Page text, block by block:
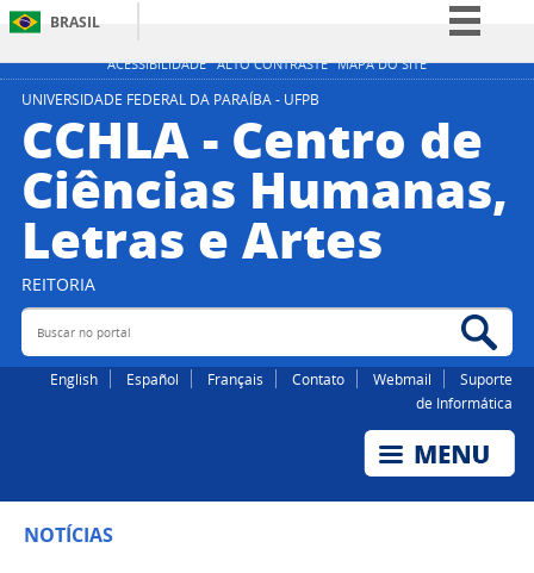
ACESSIBILIDADE ALTO CONTRASTE MAPA DO SITE
BRASIL
Simplifique!
Participe
Legislação
Canais
UNIVERSIDADE FEDERAL DA PARAÍBA - UFPB
CCHLA - Centro de
Ciências Humanas,
Letras e Artes
REITORIA
Buscar no portal
English Español Français Contato Webmail
Suporte
de Informática
NOTÍCIAS